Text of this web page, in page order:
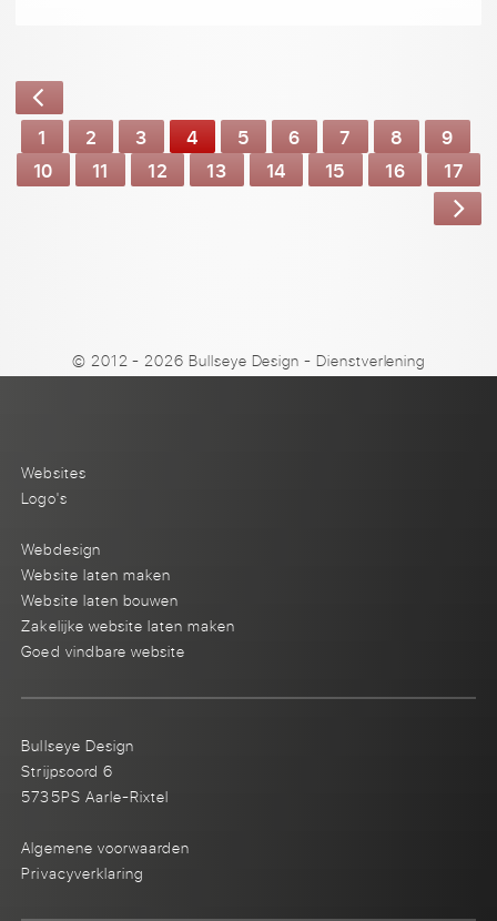
1 2 3 4 5 6 7 8
9
10
11 12 13 14 15 16 17
© 2012 - 2026 Bullseye Design-Dienstverlening
Websites
Logo's
Webdesign
Website laten maken
Website laten bouwen
Zakelijke website laten maken
Goed vindbare website
Bullseye Design
Strijpsoord 6
5735PS Aarle-Rixtel
Algemene voorwaarden
Privacyverklaring